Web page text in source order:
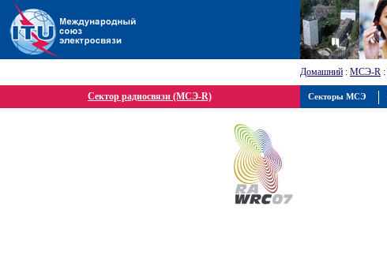
Домашний : МСЭ-R :
Сектор радиосвязи (МСЭ-R) Секторы МСЭ